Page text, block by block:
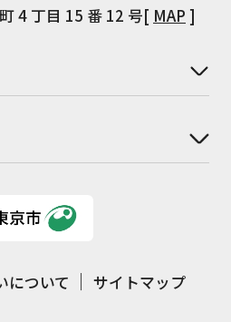
4 丁目 15 番 12 号[ MAP ]
について サイトマップ